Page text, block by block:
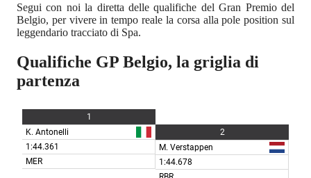
Segui con noi la diretta delle qualifiche del Gran Premio del
Belgio, per vivere in tempo reale la corsa alla pole position sul
leggendario tracciato di Spa.
Qualifiche GP Belgio, la griglia di
partenza